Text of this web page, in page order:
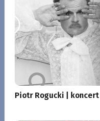
Piotr Rogucki | koncert